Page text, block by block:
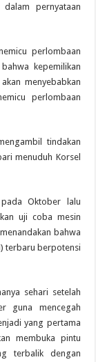
pernyataan
perlombaan
kepemilikan
menyebabkan
perlombaan
tindakan
menuduh Korsel
Oktober lalu
uji coba mesin
bahwa
terbaru berpotensi
sehari setelah
guna mencegah
yang pertama
membuka pintu
terbalik dengan